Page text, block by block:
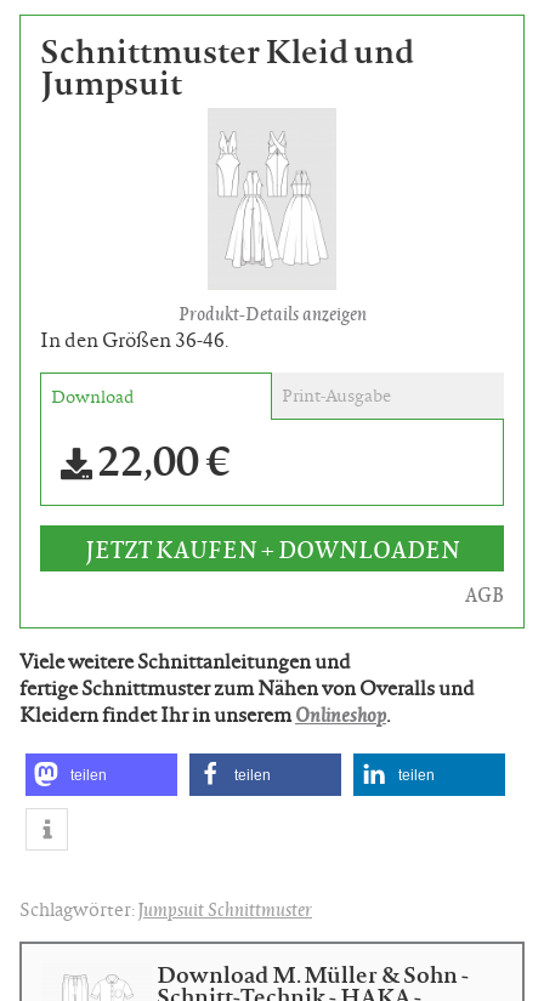
Schnittmuster Kleid und
Jumpsuit
Produkt-Details anzeigen
In den Größen 36-46.
Download Print-Ausgabe
22,00 €
JETZT KAUFEN + DOWNLOADEN
AGB
Viele weitere Schnittanleitungen und
fertige Schnittmuster zum Nähen von Overalls und
Kleidern findet Ihr in unseremOnlineshop.
teilen teilen teilen
Schlagwörter:Jumpsuit Schnittmuster
Download M. Müller & Sohn -